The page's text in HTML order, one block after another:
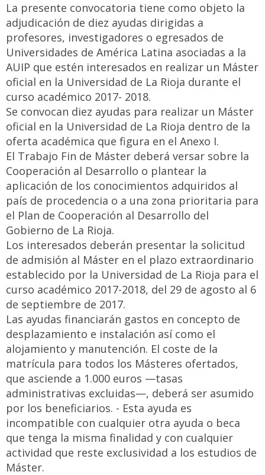
La presente convocatoria tiene como objeto la
adjudicación de diez ayudas dirigidas a
profesores, investigadores o egresados de
Universidades de América Latina asociadas a la
AUIP que estén interesados en realizar un Máster
oficial en la Universidad de La Rioja durante el
curso académico 2017- 2018.
Se convocan diez ayudas para realizar un Máster
oficial en la Universidad de La Rioja dentro de la
oferta académica que figura en el Anexo I.
El Trabajo Fin de Máster deberá versar sobre la
Cooperación al Desarrollo o plantear la
aplicación de los conocimientos adquiridos al
país de procedencia o a una zona prioritaria para
el Plan de Cooperación al Desarrollo del
Gobierno de La Rioja.
Los interesados deberán presentar la solicitud
de admisión al Máster en el plazo extraordinario
establecido por la Universidad de La Rioja para el
curso académico 2017-2018, del 29 de agosto al 6
de septiembre de 2017.
Las ayudas financiarán gastos en concepto de
desplazamiento e instalación así como el
alojamiento y manutención. El coste de la
matrícula para todos los Másteres ofertados,
que asciende a 1.000 euros —tasas
administrativas excluidas—, deberá ser asumido
por los beneficiarios. - Esta ayuda es
incompatible con cualquier otra ayuda o beca
que tenga la misma finalidad y con cualquier
actividad que reste exclusividad a los estudios de
Máster.